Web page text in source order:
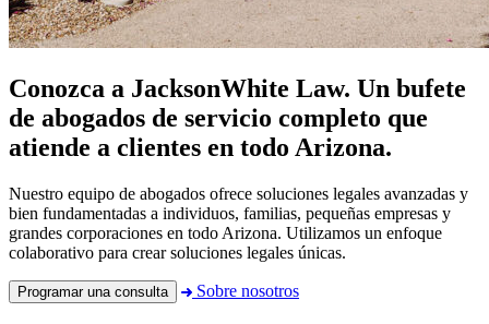
Conozca a JacksonWhite Law. Un bufete
de abogados de servicio completo que
atiende a clientes en todo Arizona.
Nuestro equipo de abogados ofrece soluciones legales avanzadas y
bien fundamentadas a individuos, familias, pequeñas empresas y
grandes corporaciones en todo Arizona. Utilizamos un enfoque
colaborativo para crear soluciones legales únicas.
Programar una consulta Sobre nosotros